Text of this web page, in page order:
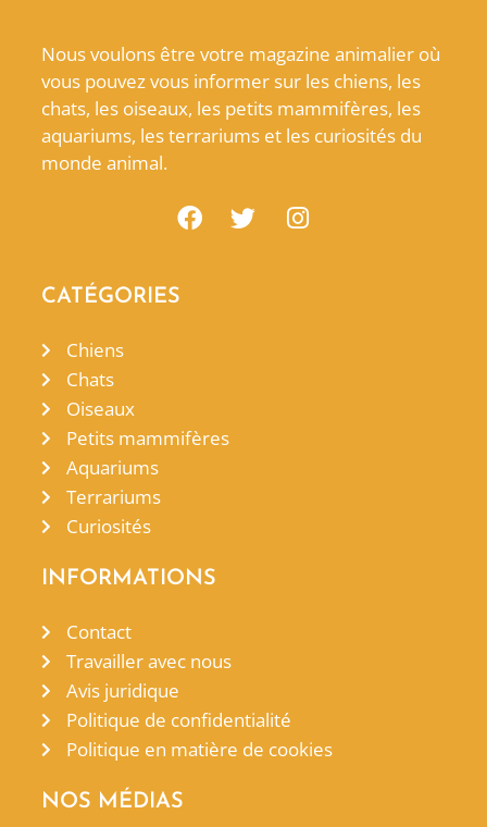
Nous voulons être votre magazine animalier où
vous pouvez vous informer sur les chiens, les
chats, les oiseaux, les petits mammifères, les
aquariums, les terrariums et les curiosités du
monde animal.
CATÉGORIES
Chiens
Chats
Oiseaux
Petits mammifères
Aquariums
Terrariums
Curiosités
INFORMATIONS
Contact
Travailler avec nous
Avis juridique
Politique de confidentialité
Politique en matière de cookies
NOS MÉDIAS